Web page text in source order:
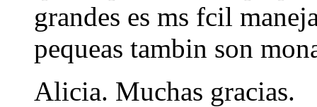
grandes es ms fcil
pequeas tambin son
Alicia. Muchas gracias.